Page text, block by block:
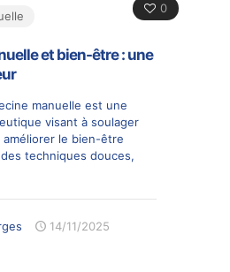
0
et bien-être : une
manuelle est une
visant à soulager
le bien-être
techniques douces,
14/11/2025